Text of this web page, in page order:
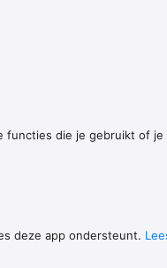
functies die je gebruikt of
deze app ondersteunt.